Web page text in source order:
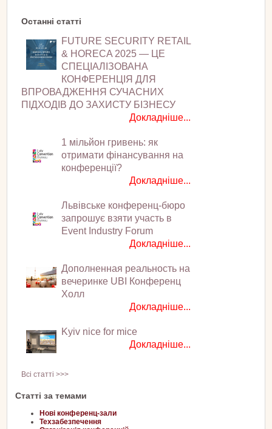
Останні статті
FUTURE SECURITY RETAIL
& HORECA 2025 — ЦЕ
СПЕЦІАЛІЗОВАНА
КОНФЕРЕНЦІЯ ДЛЯ
ВПРОВАДЖЕННЯ СУЧАСНИХ
ПІДХОДІВ ДО ЗАХИСТУ БІЗНЕСУ
Докладніше...
1 мільйон гривень: як
отримати фінансування на
конференції?
Докладніше...
Львівське конференц-бюро
запрошує взяти участь в
Event Industry Forum
Докладніше...
Дополненная реальность на
вечеринке UBI Конференц
Холл
Докладніше...
Kyiv nice for mice
Докладніше...
Всі статті >>>
Статті за темами
Нові конференц-зали
Техзабезпечення